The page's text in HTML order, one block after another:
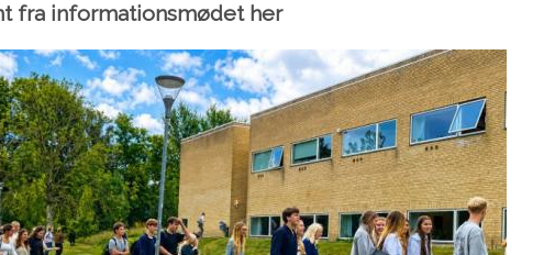
fra informationsmødet her